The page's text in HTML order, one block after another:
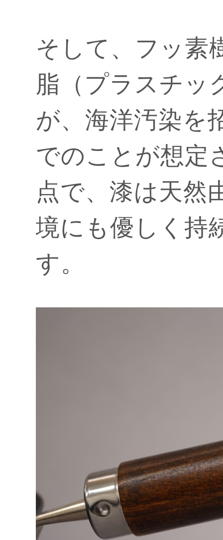
そして、フッ素
脂（プラスチッ
が、海洋汚染を
でのことが想定
点で、漆は天然
境にも優しく持
す。